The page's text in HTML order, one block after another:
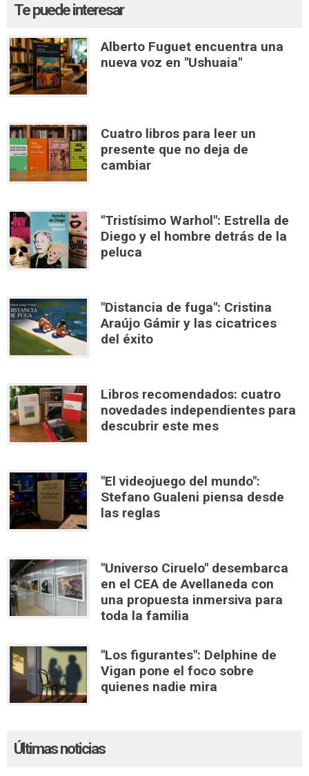
Te puede interesar
Alberto Fuguet encuentra una
nueva voz en "Ushuaia"
Cuatro libros para leer un
presente que no deja de
cambiar
"Tristísimo Warhol": Estrella de
Diego y el hombre detrás de la
peluca
"Distancia de fuga": Cristina
Araújo Gámir y las cicatrices
del éxito
Libros recomendados: cuatro
novedades independientes para
descubrir este mes
"El videojuego del mundo":
Stefano Gualeni piensa desde
las reglas
"Universo Ciruelo" desembarca
en el CEA de Avellaneda con
una propuesta inmersiva para
toda la familia
"Los figurantes": Delphine de
Vigan pone el foco sobre
quienes nadie mira
Últimas noticias